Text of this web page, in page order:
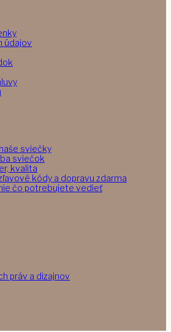
údajov
sviečky
sviečok
kvalita
kódy a dopravu zdarma
čo potrebujete vedieť
práv a dizajnov